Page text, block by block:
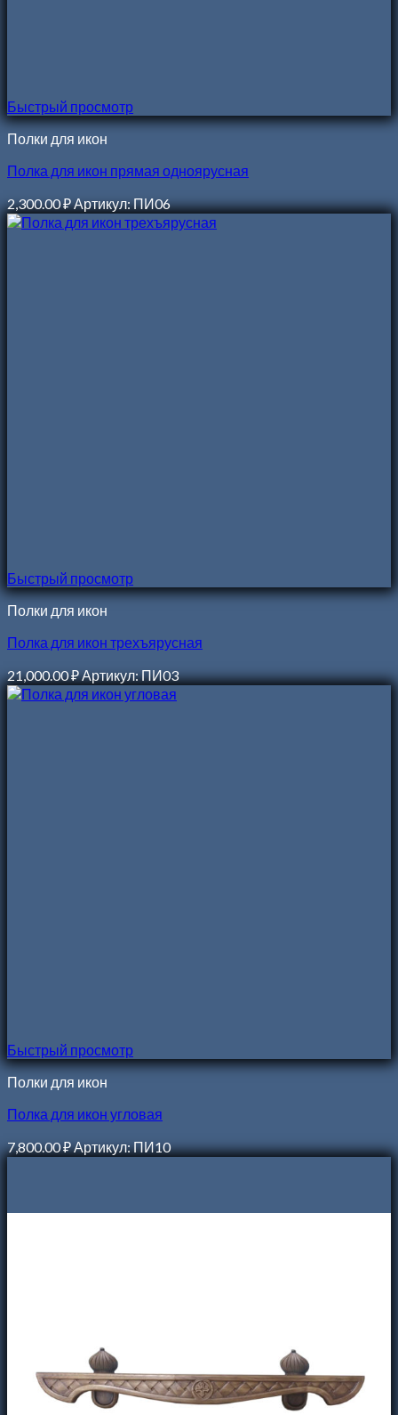
Быстрый просмотр
Полки для икон
Полка для икон прямая одноярусная
2,300.00₽Артикул: ПИ06
Быстрый просмотр
Полки для икон
Полка для икон трехъярусная
21,000.00₽Артикул: ПИ03
Быстрый просмотр
Полки для икон
Полка для икон угловая
7,800.00₽Артикул: ПИ10